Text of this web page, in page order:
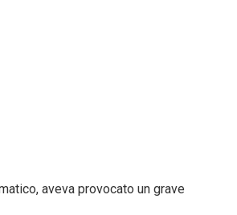
aveva provocato un grave